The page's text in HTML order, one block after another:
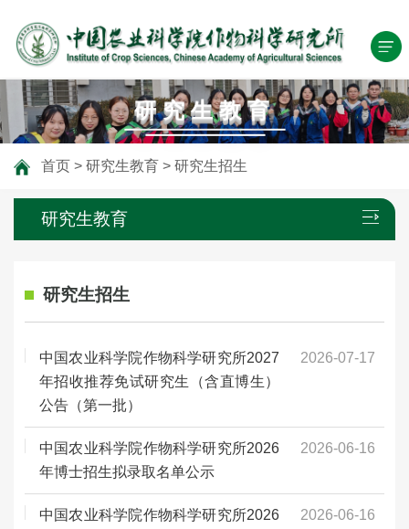
研究生教育
首页 > 研究生教育 > 研究生招生
研究生教育
研究生招生
中国农业科学院作物科学研究所2027
年招收推荐免试研究生（含直博生）
公告（第一批）
2026-07-17
中国农业科学院作物科学研究所2026
年博士招生拟录取名单公示
2026-06-16
中国农业科学院作物科学研究所2026
2026-06-16